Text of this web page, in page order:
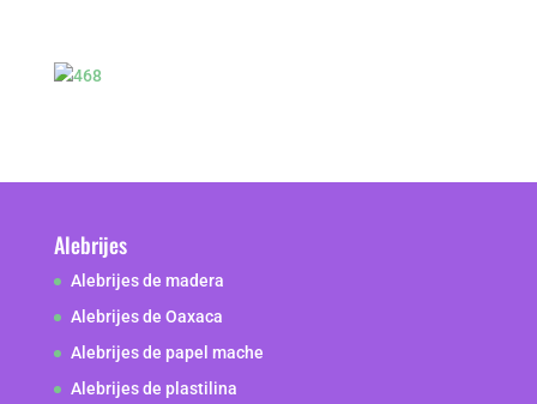
Alebrijes
Alebrijes de madera
Alebrijes de Oaxaca
Alebrijes de papel mache
Alebrijes de plastilina